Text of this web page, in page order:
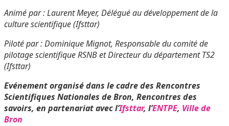
Animé par : Laurent Meyer, Délégué au développement de la
culture scientifique (Ifsttar)
Piloté par : Dominique Mignot, Responsable du comité de
pilotage scientifique RSNB et Directeur du département TS2
(Ifsttar)
Evénement organisé dans le cadre des Rencontres
Scientifiques Nationales de Bron, Rencontres des
savoirs, en partenariat avec l’Ifsttar, l’ENTPE, Ville de
Bron